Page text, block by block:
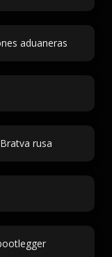
aduaneras
rusa